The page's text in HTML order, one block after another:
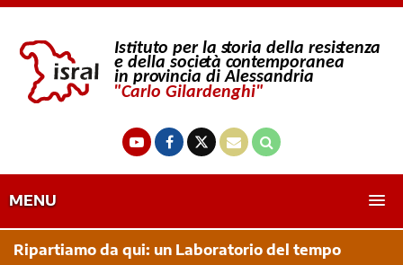
MENU
Ripartiamo da qui: un Laboratorio del tempo